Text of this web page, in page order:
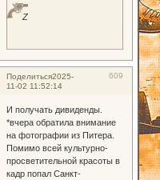
Z
Поделиться 609
2025-
11-02 11:52:14
И получать дивиденды.
*вчера обратила внимание
на фотографии из Питера.
Помимо всей культурно-
просветительной красоты в
кадр попал Санкт-